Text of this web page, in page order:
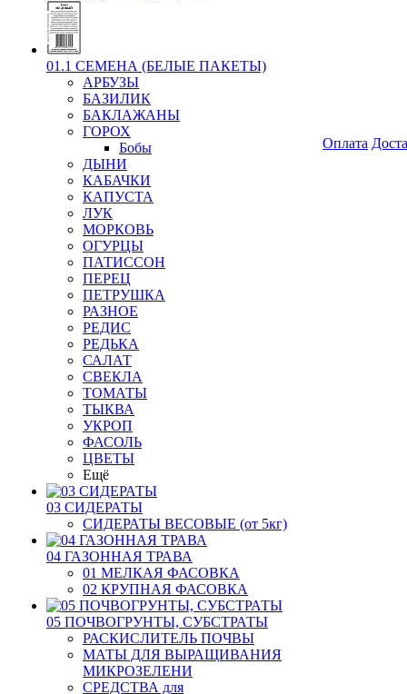
01.1 СЕМЕНА (БЕЛЫЕ ПАКЕТЫ)
АРБУЗЫ
БАЗИЛИК
БАКЛАЖАНЫ
ГОРОХ
Бобы
ДЫНИ
КАБАЧКИ
КАПУСТА
ЛУК
МОРКОВЬ
ОГУРЦЫ
ПАТИССОН
ПЕРЕЦ
ПЕТРУШКА
РАЗНОЕ
РЕДИС
РЕДЬКА
САЛАТ
СВЕКЛА
ТОМАТЫ
ТЫКВА
УКРОП
ФАСОЛЬ
ЦВЕТЫ
Ещё
03 СИДЕРАТЫ
СИДЕРАТЫ ВЕСОВЫЕ (от 5кг)
04 ГАЗОННАЯ ТРАВА
01 МЕЛКАЯ ФАСОВКА
02 КРУПНАЯ ФАСОВКА
05 ПОЧВОГРУНТЫ, СУБСТРАТЫ
РАСКИСЛИТЕЛЬ ПОЧВЫ
МАТЫ ДЛЯ ВЫРАЩИВАНИЯ
МИКРОЗЕЛЕНИ
СРЕДСТВА для
Оплата